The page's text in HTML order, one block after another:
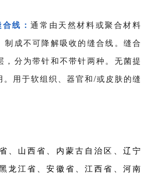
合线：通常由天然材料或聚合材料
制成不可降解吸收的缝合线。缝合
，分为带针和不带针两种。无菌提
。用于软组织、器官和/或皮肤的缝
、山西省、内蒙古自治区、辽宁
龙江省、安徽省、江西省、河南